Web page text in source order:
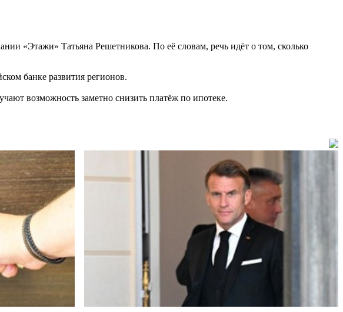
«Этажи» Татьяна Решетникова. По её словам, речь идёт о том, сколько
банке развития регионов.
возможность заметно снизить платёж по ипотеке.